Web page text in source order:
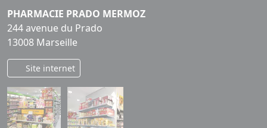
PHARMACIE PRADO MERMOZ
244 avenue du Prado
13008 Marseille
Site internet